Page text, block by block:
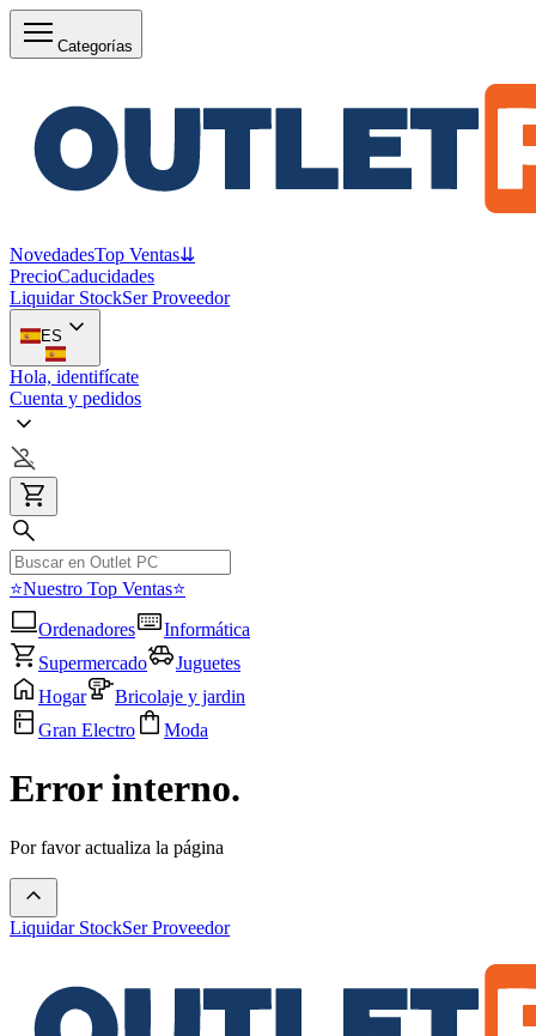
Categorías
NovedadesTop Ventas⇊
PrecioCaducidades
Liquidar StockSer Proveedor
ES
Hola, identifícate
Cuenta y pedidos
⭐Nuestro Top Ventas⭐
Ordenadores
Informática
Supermercado
Juguetes
Hogar
Bricolaje y jardin
Gran Electro
Moda
Error interno.
Por favor actualiza la página
Liquidar StockSer Proveedor